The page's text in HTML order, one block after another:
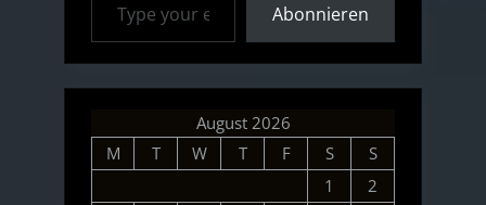
Abonnieren
August 2026
M
T W T F S
S
1
2